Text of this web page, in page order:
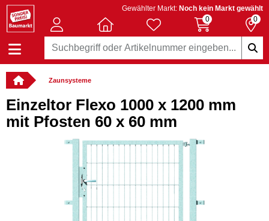
Gewählter Markt: Noch kein Markt gewählt
0
0
Zaunsysteme
Einzeltor Flexo 1000 x 1200 mm
mit Pfosten 60 x 60 mm